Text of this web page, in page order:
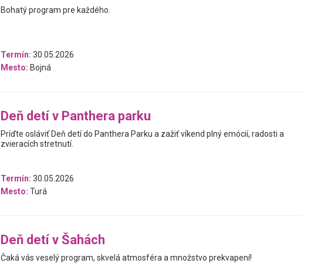
Bohatý program pre každého.
Termín: 30.05.2026
Mesto: Bojná
Deň detí v Panthera parku
Príďte osláviť Deň detí do Panthera Parku a zažiť víkend plný emócií, radosti a
zvieracích stretnutí.
Termín: 30.05.2026
Mesto: Turá
Deň detí v Šahách
Čaká vás veselý program, skvelá atmosféra a množstvo prekvapení!